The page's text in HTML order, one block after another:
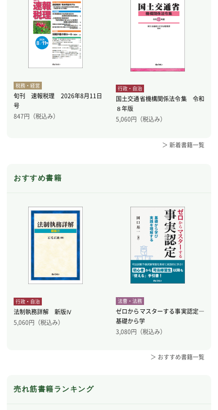
税務・経営
旬刊 速報税理 2026年8月11日
号
847円（税込み）
行政・自治
国土交通省機構関係法令集 令和
８年版
5,060円（税込み）
＞ 新着書籍一覧
おすすめ書籍
行政・自治
法制執務詳解 新版Ⅳ
5,060円（税込み）
法曹・法務
ゼロからマスターする事実認定―
基礎から学
3,080円（税込み）
＞ おすすめ書籍一覧
売れ筋書籍ランキング